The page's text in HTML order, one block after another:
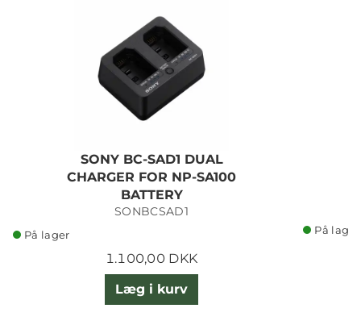
SONY BC-SAD1 DUAL
CHARGER FOR NP-SA100
BATTERY
SONBCSAD1
På lager
1.100,00 DKK
Læg i kurv
På lager